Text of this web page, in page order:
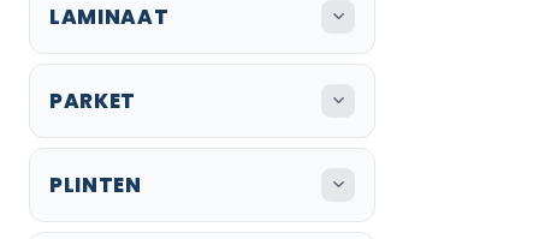
LAMINAAT
PARKET
PLINTEN